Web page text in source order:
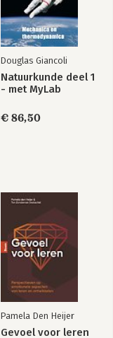
Douglas Giancoli
Natuurkunde deel 1
- met MyLab
€ 86,50
Pamela Den Heijer
Gevoel voor leren